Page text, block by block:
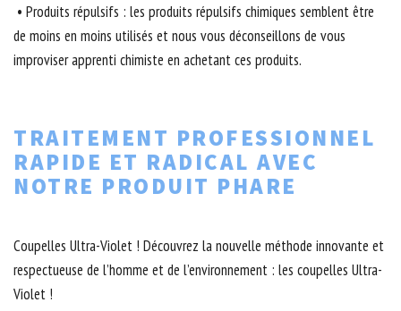
• Produits répulsifs : les produits répulsifs chimiques semblent être
de moins en moins utilisés et nous vous déconseillons de vous
improviser apprenti chimiste en achetant ces produits.
TRAITEMENT PROFESSIONNEL
RAPIDE ET RADICAL AVEC
NOTRE PRODUIT PHARE
Coupelles Ultra-Violet ! Découvrez la nouvelle méthode innovante et
respectueuse de l’homme et de l’environnement : les coupelles Ultra-
Violet !